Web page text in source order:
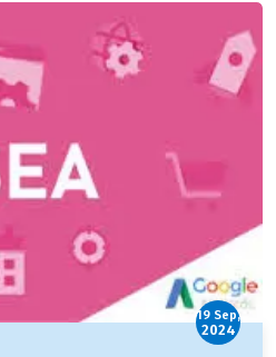
19 Sep,
2024